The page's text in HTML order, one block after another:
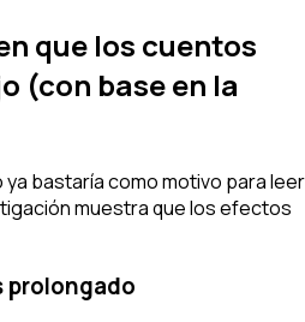
que los cuentos
(con base en la
bastaría como motivo para leer
muestra que los efectos
prolongado